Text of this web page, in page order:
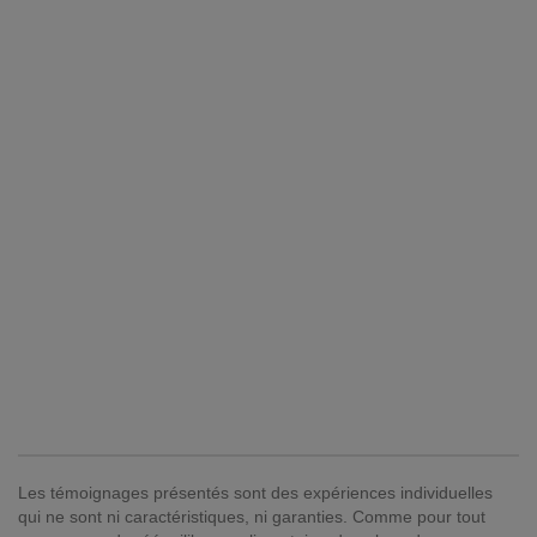
Les témoignages présentés sont des expériences individuelles
qui ne sont ni caractéristiques, ni garanties. Comme pour tout